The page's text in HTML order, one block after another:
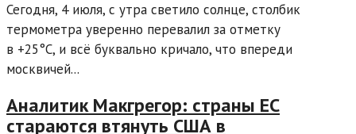
Сегодня, 4 июля, с утра светило солнце, столбик
термометра уверенно перевалил за отметку
в +25°С, и всё буквально кричало, что впереди
москвичей...
Аналитик Макгрегор: страны ЕС
стараются втянуть США в